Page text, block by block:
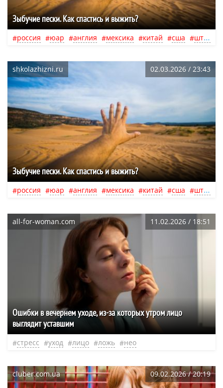
Зыбучие пески. Как спастись и выжить?
россия юар англия мексика китай сша штат аляска
shkolazhizni.ru 02.03.2026 / 23:43
Зыбучие пески. Как спастись и выжить?
россия юар англия мексика китай сша штат аляска
all-for-woman.com 11.02.2026 / 18:51
Ошибки в вечернем уходе, из-за которых утром лицо
выглядит уставшим
стресс уход лицо ложь нео
cluber.com.ua 09.02.2026 / 20:19